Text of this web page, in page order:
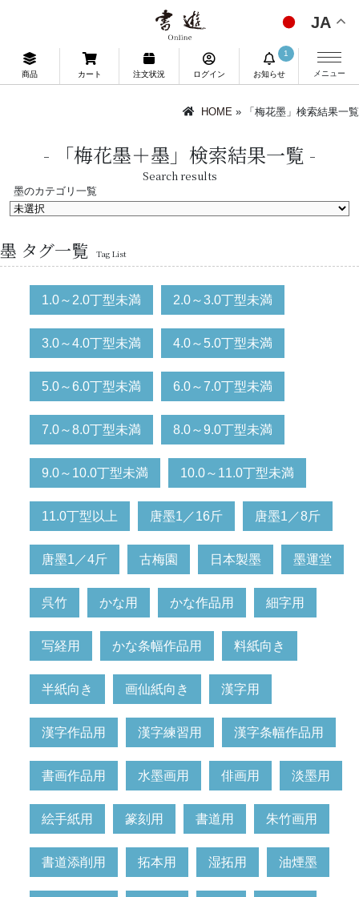
JA
商品 カート 注文状況 ログイン お知らせ
1
メニュー
HOME » 「梅花墨」検索結果一覧
「梅花墨＋墨」検索結果一覧
Search results
墨のカテゴリ一覧
墨 タグ一覧 Tag List
1.0～2.0丁型未満 2.0～3.0丁型未満
3.0～4.0丁型未満 4.0～5.0丁型未満
5.0～6.0丁型未満 6.0～7.0丁型未満
7.0～8.0丁型未満 8.0～9.0丁型未満
9.0～10.0丁型未満 10.0～11.0丁型未満
11.0丁型以上 唐墨1／16斤 唐墨1／8斤
唐墨1／4斤 古梅園 日本製墨 墨運堂
呉竹 かな用 かな作品用 細字用
写経用 かな条幅作品用 料紙向き
半紙向き 画仙紙向き 漢字用
漢字作品用 漢字練習用 漢字条幅作品用
書画作品用 水墨画用 俳画用 淡墨用
絵手紙用 篆刻用 書道用 朱竹画用
書道添削用 拓本用 湿拓用 油煙墨